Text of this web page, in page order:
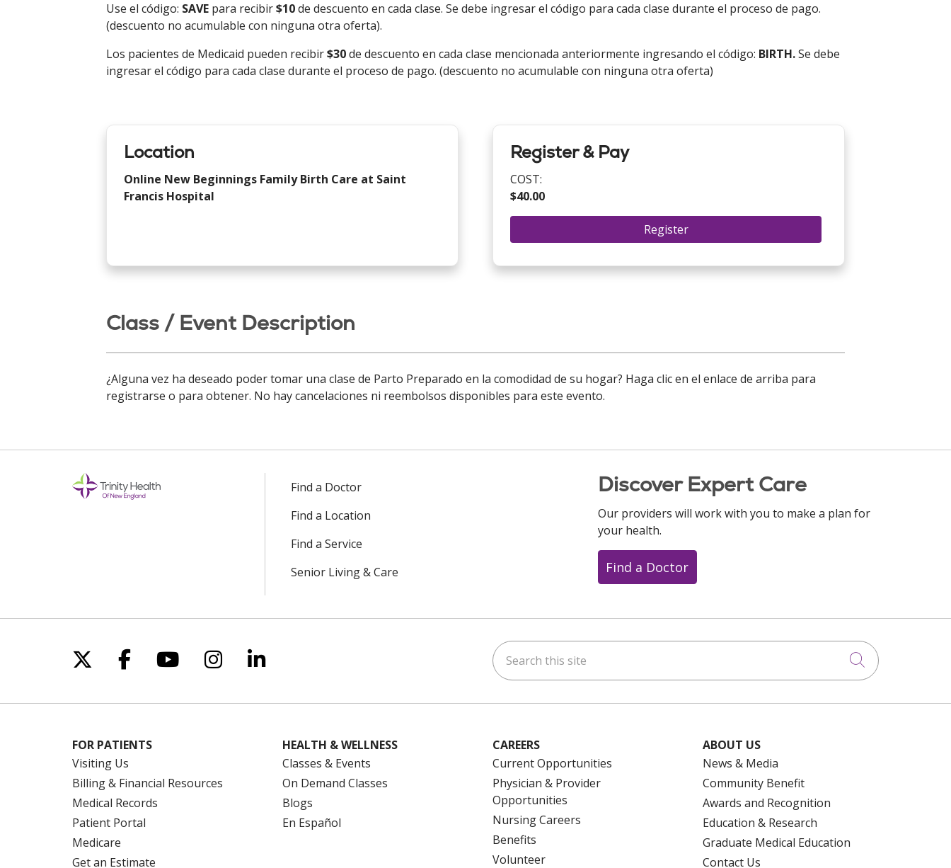
Use el código: SAVE para recibir$10de descuento en cada clase. Se debe ingresar el código para cada clase durante el proceso de pago.
(descuento no acumulable con ninguna otra oferta).
Los pacientes de Medicaid pueden recibir$30de descuento en cada clase mencionada anteriormente ingresando el código: BIRTH.Se debe
ingresar el código para cada clase durante el proceso de pago. (descuento no acumulable con ninguna otra oferta)
Location
Online New Beginnings Family Birth Care at Saint
Francis Hospital
Register & Pay
COST:
$40.00
Register
Class / Event Description
¿Alguna vez ha deseado poder tomar una clase de Parto Preparado en la comodidad de su hogar? Haga clic en el enlace de arriba para
registrarse o para obtener. No hay cancelaciones ni reembolsos disponibles para este evento.
Find a Doctor
Find a Location
Find a Service
Senior Living & Care
Discover Expert Care
Our providers will work with you to make a plan for
your health.
Find a Doctor
Follow us on X
Follow us on Facebook
Follow us on YouTube
Follow us on Instagram
Follow us on LinkedIn Search this site
Click to
FOR PATIENTS
Visiting Us
Billing & Financial Resources
Medical Records
Patient Portal
Medicare
Get an Estimate
HEALTH & WELLNESS
Classes & Events
On Demand Classes
Blogs
En Español
CAREERS
Current Opportunities
Physician & Provider
Opportunities
Nursing Careers
Benefits
Volunteer
ABOUT US
News & Media
Community Benefit
Awards and Recognition
Education & Research
Graduate Medical Education
Contact Us